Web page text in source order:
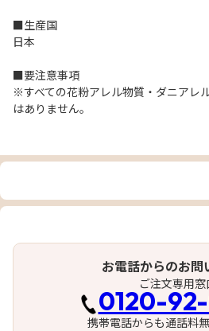
■生産国
日本
■要注意事項
※すべての花粉アレル物質・ダニアレ
はありません。
お電話からのお問
ご注文専用窓
0120-
携帯電話からも通話料